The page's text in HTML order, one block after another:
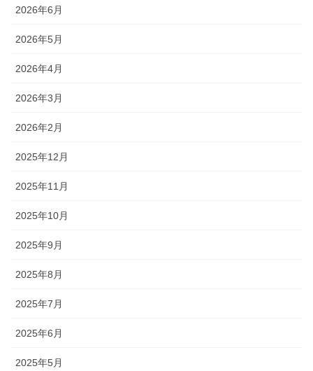
2026年6月
2026年5月
2026年4月
2026年3月
2026年2月
2025年12月
2025年11月
2025年10月
2025年9月
2025年8月
2025年7月
2025年6月
2025年5月